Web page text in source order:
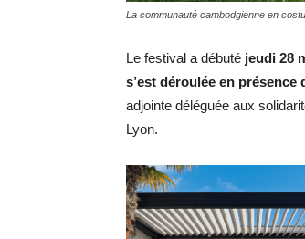
La communauté cambodgienne en
Le festival a débuté jeudi 28
s’est déroulée en présence
adjointe déléguée aux
Lyon.